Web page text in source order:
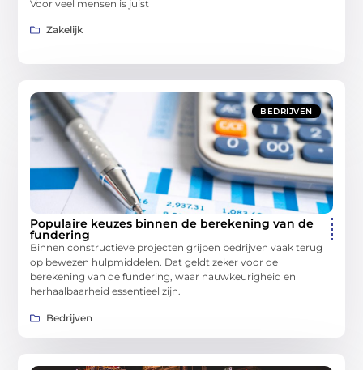
Voor veel mensen is juist
Zakelijk
BEDRIJVEN
Populaire keuzes binnen de berekening van de
fundering
Binnen constructieve projecten grijpen bedrijven vaak terug
op bewezen hulpmiddelen. Dat geldt zeker voor de
berekening van de fundering, waar nauwkeurigheid en
herhaalbaarheid essentieel zijn.
Bedrijven